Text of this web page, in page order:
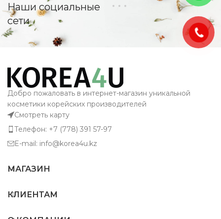
Наши социальные
сети
Добро пожаловать в интернет-магазин уникальной
косметики корейских производителей
Смотреть карту
Телефон: +7 (778) 391 57-97
E-mail: info@korea4u.kz
МАГАЗИН
КЛИЕНТАМ